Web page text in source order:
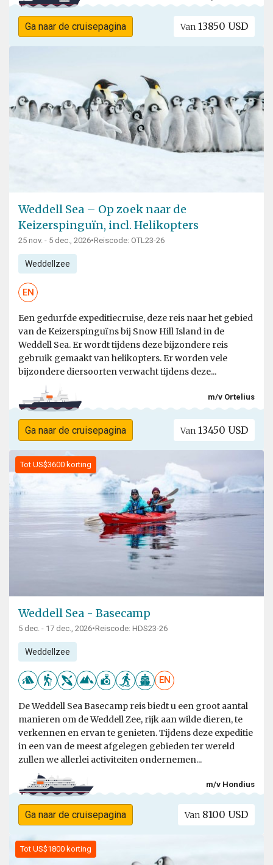
Ga naar de cruisepagina Van 13850 USD
Weddell Sea – Op zoek naar de
Keizerspinguïn, incl. Helikopters
25 nov. - 5 dec., 2026•Reiscode: OTL23-26
Weddellzee
EN
Een gedurfde expeditiecruise, deze reis naar het gebied
van de Keizerspinguïns bij Snow Hill Island in de
Weddell Sea. Er wordt tijdens deze bijzondere reis
gebruik gemaakt van helikopters. Er worden vele
bijzondere diersoorten verwacht tijdens deze...
m/v Ortelius
Ga naar de cruisepagina Van 13450 USD
Tot US$3600 korting
Weddell Sea - Basecamp
5 dec. - 17 dec., 2026•Reiscode: HDS23-26
Weddellzee
EN
De Weddell Sea Basecamp reis biedt u een groot aantal
manieren om de Weddell Zee, rijk aan wilde dieren, te
verkennen en ervan te genieten. Tijdens deze expeditie
in een van de meest afgelegen gebieden ter wereld
zullen we allerlei activiteiten ondernemen...
m/v Hondius
Ga naar de cruisepagina Van 8100 USD
Tot US$1800 korting